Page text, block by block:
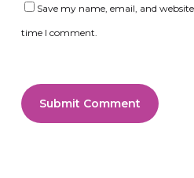
Save my name, email, and
time I comment.